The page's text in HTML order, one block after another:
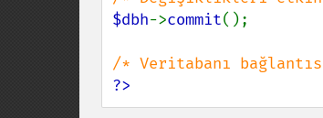
$dbh->commit();
?>